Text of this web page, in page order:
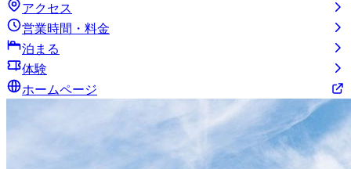
アクセス
営業時間・料金
泊まる
体験
ホームページ